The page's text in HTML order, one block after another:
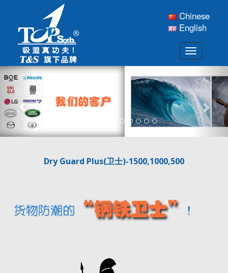
Chinese
English
Previous
Dry Guard Plus(卫士)-1500,1000,500